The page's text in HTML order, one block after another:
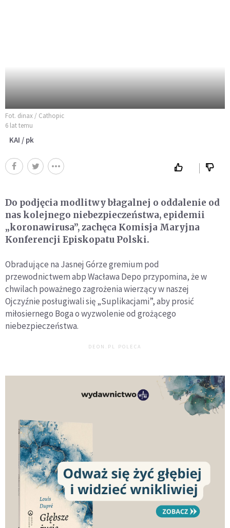
Fot. dinax / Cathopic
6 lat temu
KAI / pk
Do podjęcia modlitwy błagalnej o oddalenie od
nas kolejnego niebezpieczeństwa, epidemii
„koronawirusa”, zachęca Komisja Maryjna
Konferencji Episkopatu Polski.
Obradujące na Jasnej Górze gremium pod
przewodnictwem abp Wacława Depo przypomina, że w
chwilach poważnego zagrożenia wierzący w naszej
Ojczyźnie posługiwali się „Suplikacjami”, aby prosić
miłosiernego Boga o wyzwolenie od grożącego
niebezpieczeństwa.
DEON.PL POLECA